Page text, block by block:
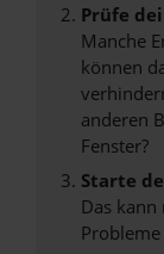
Prüfe
Manche
können
anderen
Fenster?
Starte
Das